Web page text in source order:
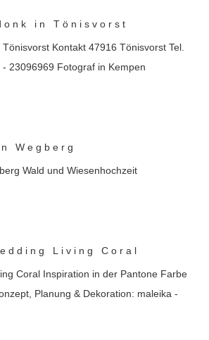
in Tönisvorst
Kontakt 47916 Tönisvorst Tel.
23096969 Fotograf in Kempen
Wegberg
Wald und Wiesenhochzeit
Living Coral
Coral Inspiration in der Pantone Farbe
Planung & Dekoration: maleika -